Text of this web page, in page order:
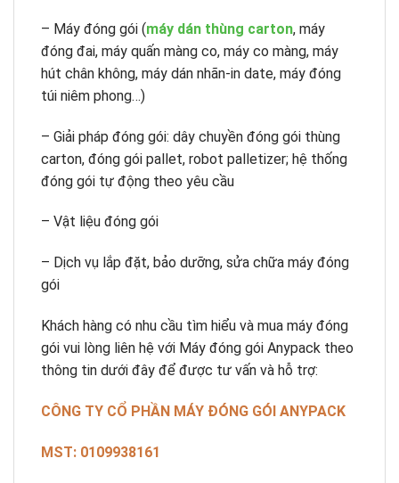
– Máy đóng gói (máy dán thùng carton, máy
đóng đai, máy quấn màng co, máy co màng, máy
hút chân không, máy dán nhãn-in date, máy đóng
túi niêm phong…)
– Giải pháp đóng gói: dây chuyền đóng gói thùng
carton, đóng gói pallet, robot palletizer; hệ thống
đóng gói tự động theo yêu cầu
– Vật liệu đóng gói
– Dịch vụ lắp đặt, bảo dưỡng, sửa chữa máy đóng
gói
Khách hàng có nhu cầu tìm hiểu và mua máy đóng
gói vui lòng liên hệ với Máy đóng gói Anypack theo
thông tin dưới đây để được tư vấn và hỗ trợ:
CÔNG TY CỔ PHẦN MÁY ĐÓNG GÓI ANYPACK
MST: 0109938161